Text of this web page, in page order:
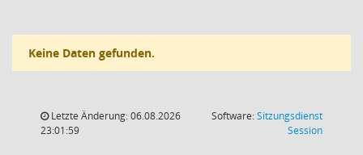
Keine Daten gefunden.
Letzte Änderung: 06.08.2026
23:01:59
Software:Sitzungsdienst
Session(Wird in